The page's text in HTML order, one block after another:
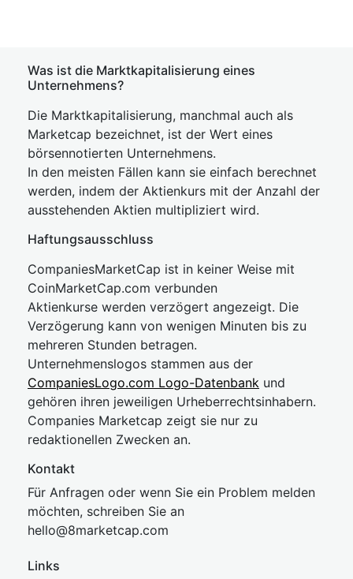
Was ist die Marktkapitalisierung eines
Unternehmens?
Die Marktkapitalisierung, manchmal auch als
Marketcap bezeichnet, ist der Wert eines
börsennotierten Unternehmens.
In den meisten Fällen kann sie einfach berechnet
werden, indem der Aktienkurs mit der Anzahl der
ausstehenden Aktien multipliziert wird.
Haftungsausschluss
CompaniesMarketCap ist in keiner Weise mit
CoinMarketCap.com verbunden
Aktienkurse werden verzögert angezeigt. Die
Verzögerung kann von wenigen Minuten bis zu
mehreren Stunden betragen.
Unternehmenslogos stammen aus der
CompaniesLogo.com Logo-Datenbank und
gehören ihren jeweiligen Urheberrechtsinhabern.
Companies Marketcap zeigt sie nur zu
redaktionellen Zwecken an.
Kontakt
Für Anfragen oder wenn Sie ein Problem melden
möchten, schreiben Sie an
hello@8marketcap.com
Links